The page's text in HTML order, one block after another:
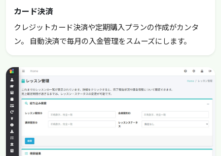
カード決済
クレジットカード決済や定期購入プランの作成がカンタ
ン。 自動決済で毎月の入金管理をスムーズにします。